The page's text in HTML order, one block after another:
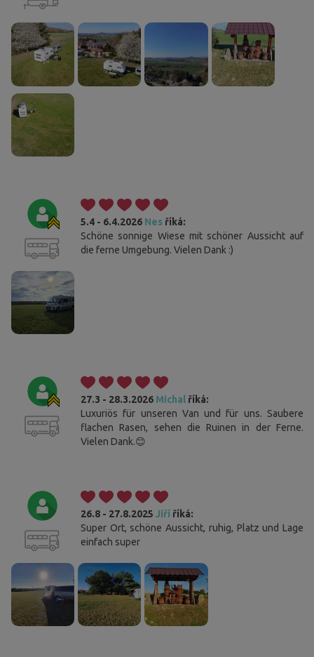
5.4 - 6.4.2026 Nes říká:
Schöne sonnige Wiese mit schöner Aussicht auf
die ferne Umgebung. Vielen Dank :)
27.3 - 28.3.2026 Michal říká:
Luxuriös für unseren Van und für uns. Saubere
flachen Rasen, sehen die Ruinen in der Ferne.
Vielen Dank.😊
26.8 - 27.8.2025 Jiří říká:
Super Ort, schöne Aussicht, ruhig, Platz und Lage
einfach super